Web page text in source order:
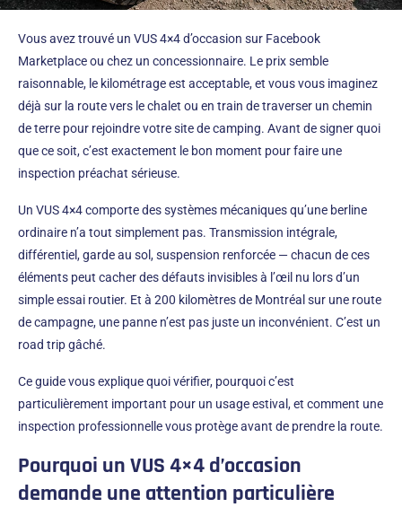
Vous avez trouvé un VUS 4×4 d’occasion sur Facebook
Marketplace ou chez un concessionnaire. Le prix semble
raisonnable, le kilométrage est acceptable, et vous vous imaginez
déjà sur la route vers le chalet ou en train de traverser un chemin
de terre pour rejoindre votre site de camping. Avant de signer quoi
que ce soit, c’est exactement le bon moment pour faire une
inspection préachat sérieuse.
Un VUS 4×4 comporte des systèmes mécaniques qu’une berline
ordinaire n’a tout simplement pas. Transmission intégrale,
différentiel, garde au sol, suspension renforcée — chacun de ces
éléments peut cacher des défauts invisibles à l’œil nu lors d’un
simple essai routier. Et à 200 kilomètres de Montréal sur une route
de campagne, une panne n’est pas juste un inconvénient. C’est un
road trip gâché.
Ce guide vous explique quoi vérifier, pourquoi c’est
particulièrement important pour un usage estival, et comment une
inspection professionnelle vous protège avant de prendre la route.
Pourquoi un VUS 4×4 d’occasion
demande une attention particulière